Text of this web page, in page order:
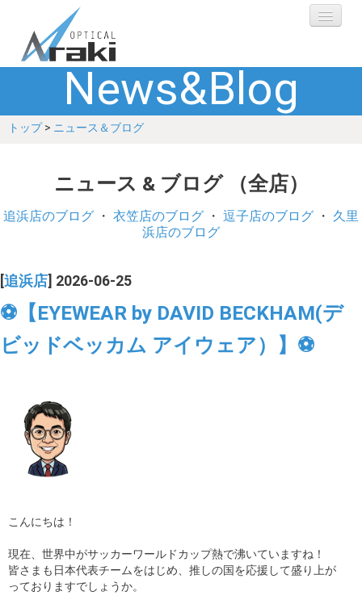
選ばれる理由
ブランド
補聴器
お客さまの声
コラム
ブログ
News&Blog
トップ> ニュース＆ブログ
ニュース & ブログ （全店）
追浜店のブログ ・ 衣笠店のブログ ・ 逗子店のブログ ・ 久里
浜店のブログ
追浜店 ] 2026-06-25
⚽【EYEWEAR by DAVID BECKHAM(デ
ビッドベッカム アイウェア）】⚽
こんにちは！
現在、世界中がサッカーワールドカップ熱で沸いていますね！
皆さまも日本代表チームをはじめ、推しの国を応援して盛り上が
っておりますでしょうか。